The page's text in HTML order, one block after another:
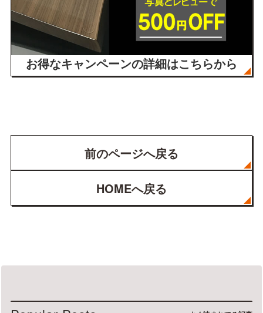
お得なキャンペーンの詳細はこちらから
前のページへ戻る
HOMEへ戻る